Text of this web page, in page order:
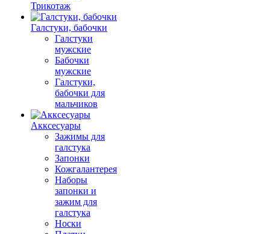
Трикотаж
Галстуки, бабочки
Галстуки
мужские
Бабочки
мужские
Галстуки,
бабочки для
мальчиков
Акксесуары
Зажимы для
галстука
Запонки
Кожгалантерея
Наборы
запонки и
зажим для
галстука
Носки